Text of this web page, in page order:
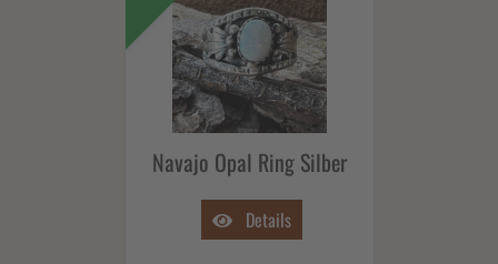
Navajo Opal Ring Silber
Details